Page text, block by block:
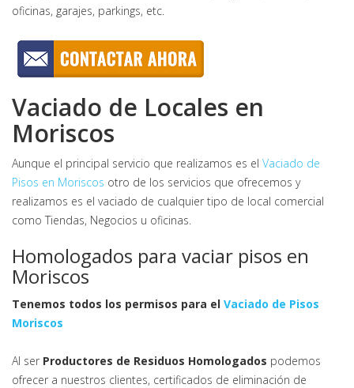
oficinas, garajes, parkings, etc.
Vaciado de Locales en
Moriscos
Aunque el principal servicio que realizamos es el Vaciado de
Pisos en Moriscos otro de los servicios que ofrecemos y
realizamos es el vaciado de cualquier tipo de local comercial
como Tiendas, Negocios u oficinas.
Homologados para vaciar pisos en
Moriscos
Tenemos todos los permisos para el Vaciado de Pisos
Moriscos
Al ser Productores de Residuos Homologados podemos
ofrecer a nuestros clientes, certificados de eliminación de